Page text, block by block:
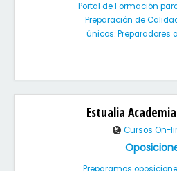
Portal de Formación
Preparación de
únicos. Preparadores
Estualia
Cursos On-